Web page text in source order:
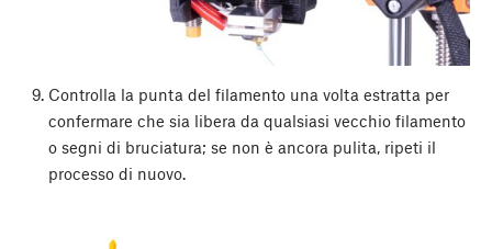
Controlla la punta del filamento una volta estratta per
confermare che sia libera da qualsiasi vecchio filamento
o segni di bruciatura; se non è ancora pulita, ripeti il
processo di nuovo.